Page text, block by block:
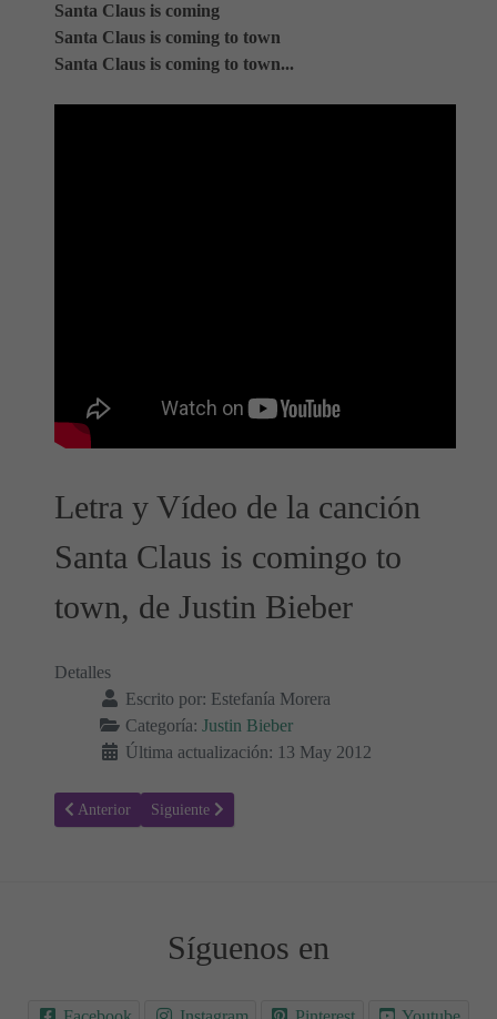
Santa Claus is coming
Santa Claus is coming to town
Santa Claus is coming to town...
Letra y Vídeo de la canción
Santa Claus is comingo to
town, de Justin Bieber
Detalles
Escrito por: Estefanía Morera
Categoría: Justin Bieber
Última actualización: 13 May 2012
Artículo anterior: Sorry - Justin Bieber, Letra y Vídeo de la Canción
Anterior Artículo siguiente: Chesnuts (The Christmas song) -
Siguiente
Síguenos en